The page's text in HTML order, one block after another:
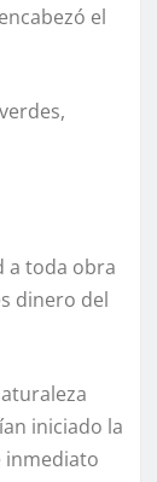
el
a toda obra
dinero del
iniciado la
inmediato